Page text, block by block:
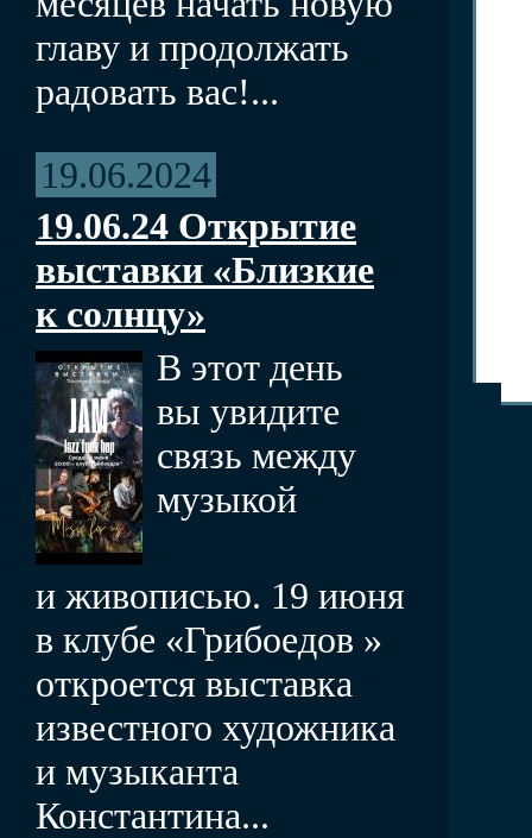
главу и продолжать
радовать вас!...
19.06.2024
19.06.24 Открытие
выставки «Близкие
к солнцу»
В этот день
вы увидите
связь между
музыкой
и живописью. 19 июня
в клубе «Грибоедов »
откроется выставка
известного художника
и музыканта
Константина...